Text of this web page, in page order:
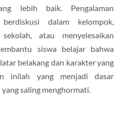
lebih baik. Pengalaman
dalam kelompok,
atau menyelesaikan
siswa belajar bahwa
belakang dan karakter yang
inilah yang menjadi dasar
saling menghormati.